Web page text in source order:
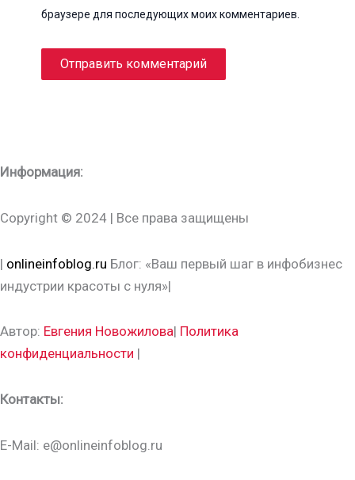
браузере для последующих моих комментариев.
Информация:
Copyright © 2024 | Все права защищены
| onlineinfoblog.ru Блог: «Ваш первый шаг в инфобизнес
индустрии красоты с нуля»|
Автор: Евгения Новожилова| Политика
конфиденциальности |
Контакты:
E-Mail: e@onlineinfoblog.ru